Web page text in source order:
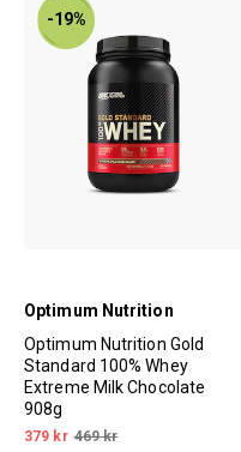
-19%
Optimum Nutrition
Optimum Nutrition Gold
Standard 100% Whey
Extreme Milk Chocolate
908g
379 kr 469 kr